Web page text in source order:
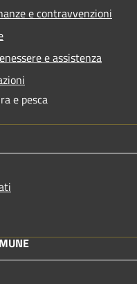
e contravvenzioni
e assistenza
e pesca